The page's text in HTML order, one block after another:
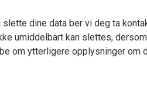
dine data ber vi deg ta
umiddelbart kan slettes,
om ytterligere opplysninger om